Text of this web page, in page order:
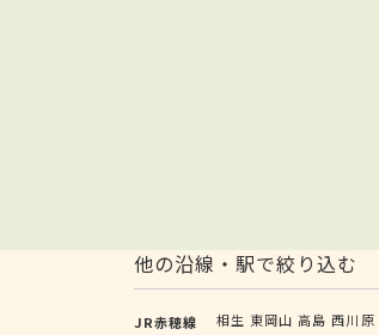
他の沿線・駅で絞り込む
JR赤穂線 相生 東岡山 高島 西川原